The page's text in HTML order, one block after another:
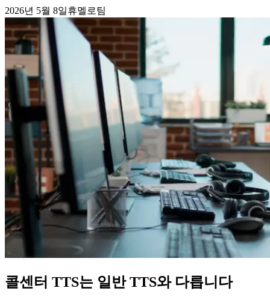
2026년 5월 8일휴멜로팀
콜센터 TTS는 일반 TTS와 다릅니다